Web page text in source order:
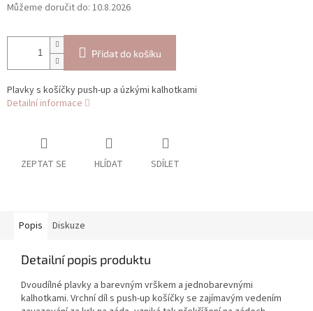
Můžeme doručit do: 10.8.2026
Přidat do košíku
Plavky s košíčky push-up a úzkými kalhotkami
Detailní informace
ZEPTAT SE HLÍDAT SDÍLET
Popis Diskuze
Detailní popis produktu
Dvoudílné plavky a barevným vrškem a jednobarevnými
kalhotkami. Vrchní díl s push-up košíčky se zajímavým vedením